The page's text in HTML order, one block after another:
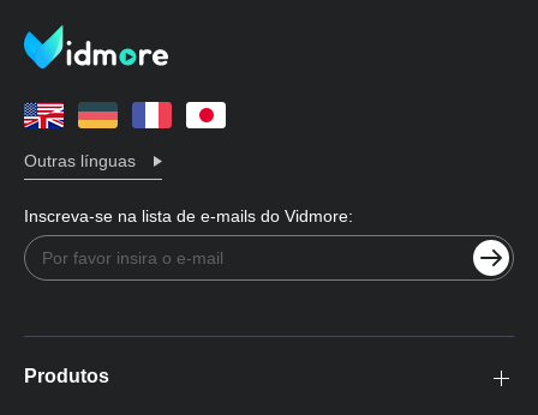
Outras línguas
Inscreva-se na lista de e-mails do Vidmore:
Produtos